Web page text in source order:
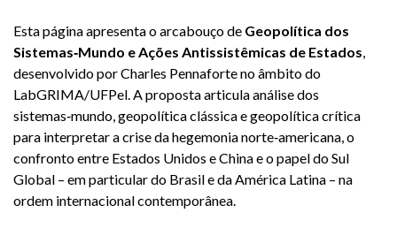
Esta página apresenta o arcabouço de Geopolítica dos
Sistemas‑Mundo e Ações Antissistêmicas de Estados,
desenvolvido por Charles Pennaforte no âmbito do
LabGRIMA/UFPel. A proposta articula análise dos
sistemas‑mundo, geopolítica clássica e geopolítica crítica
para interpretar a crise da hegemonia norte‑americana, o
confronto entre Estados Unidos e China e o papel do Sul
Global – em particular do Brasil e da América Latina – na
ordem internacional contemporânea.